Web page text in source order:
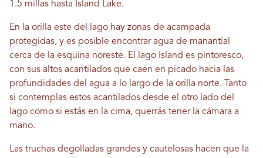
1.5 millas hasta Island Lake.
En la orilla este del lago hay zonas de acampada
protegidas, y es posible encontrar agua de manantial
cerca de la esquina noreste. El lago Island es pintoresco,
con sus altos acantilados que caen en picado hacia las
profundidades del agua a lo largo de la orilla norte. Tanto
si contemplas estos acantilados desde el otro lado del
lago como si estás en la cima, querrás tener la cámara a
mano.
Las truchas degolladas grandes y cautelosas hacen que la